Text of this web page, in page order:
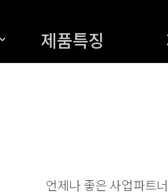
제품특징
언제나 좋은 사업파트